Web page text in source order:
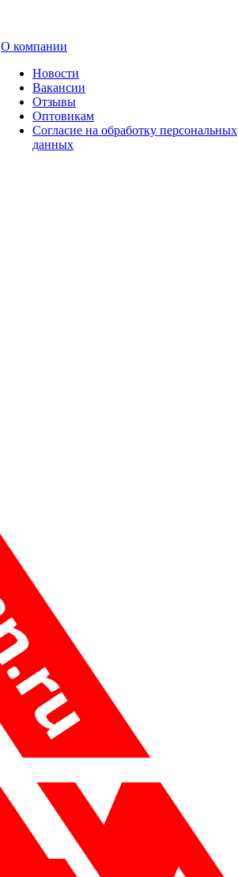
О компании
Новости
Вакансии
Отзывы
Оптовикам
Cогласие на обработку персональных
данных